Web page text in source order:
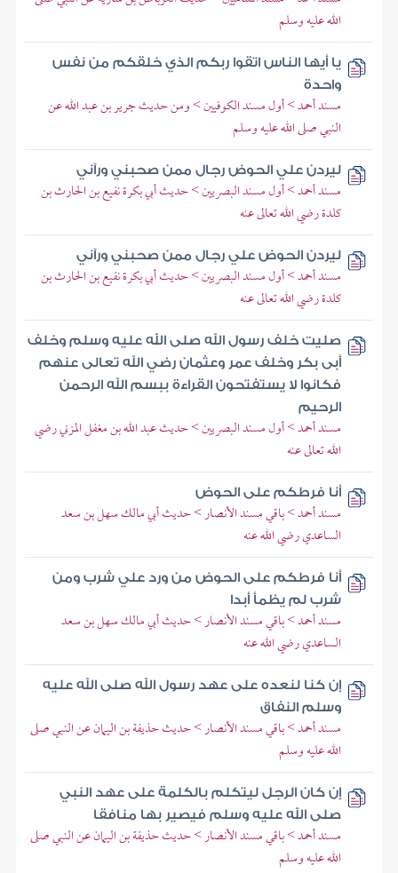
الله عليه وسلم
يا أيها الناس اتقوا ربكم الذي خلقكم من نفس
واحدة
مسند أحمد > أول مسند الكوفيين > ومن حديث جرير بن عبد الله عن
النبي صلى الله عليه وسلم
ليردن علي الحوض رجال ممن صحبني ورآني
مسند أحمد > أول مسند البصريين > حديث أبي بكرة نفيع بن الحارث بن
كلدة رضي الله تعالى عنه
ليردن الحوض علي رجال ممن صحبني ورآني
مسند أحمد > أول مسند البصريين > حديث أبي بكرة نفيع بن الحارث بن
كلدة رضي الله تعالى عنه
صليت خلف رسول الله صلى الله عليه وسلم وخلف
أبى بكر وخلف عمر وعثمان رضي الله تعالى عنهم
فكانوا لا يستفتحون القراءة ببسم الله الرحمن
الرحيم
مسند أحمد > أول مسند البصريين > حديث عبد الله بن مغفل المزني رضي
الله تعالى عنه
أنا فرطكم على الحوض
مسند أحمد > باقي مسند الأنصار > حديث أبي مالك سهل بن سعد
الساعدي رضي الله عنه
أنا فرطكم على الحوض من ورد علي شرب ومن
شرب لم يظمأ أبدا
مسند أحمد > باقي مسند الأنصار > حديث أبي مالك سهل بن سعد
الساعدي رضي الله عنه
إن كنا لنعده على عهد رسول الله صلى الله عليه
وسلم النفاق
مسند أحمد > باقي مسند الأنصار > حديث حذيفة بن اليمان عن النبي صلى
الله عليه وسلم
إن كان الرجل ليتكلم بالكلمة على عهد النبي
صلى الله عليه وسلم فيصير بها منافقا
مسند أحمد > باقي مسند الأنصار > حديث حذيفة بن اليمان عن النبي صلى
الله عليه وسلم